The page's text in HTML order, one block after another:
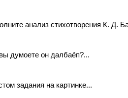
анализ стихотворения К.
думоете он далбаёп?​...
задания на картинке...